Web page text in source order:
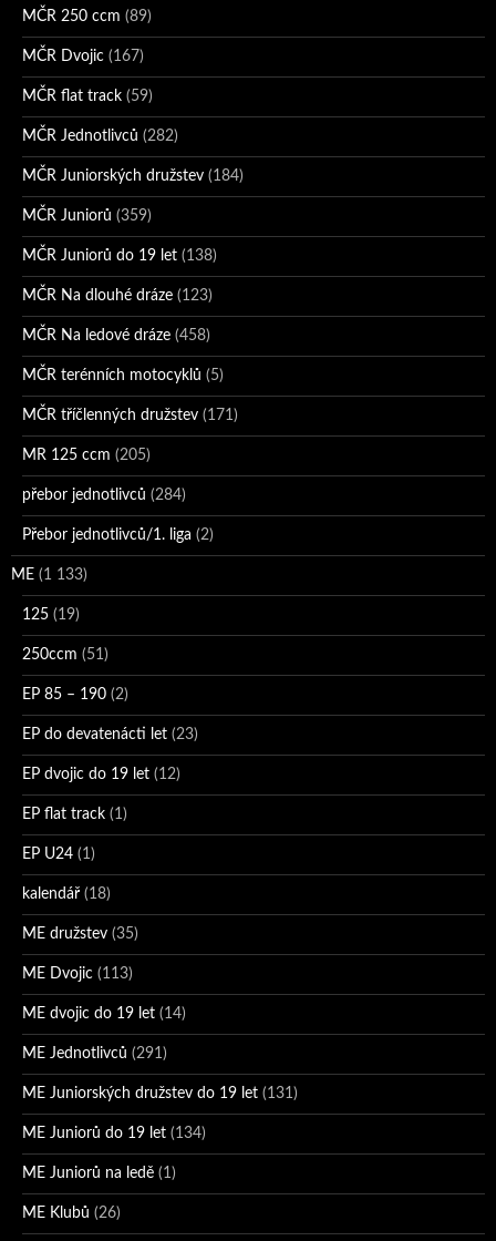
MČR 250 ccm (89)
MČR Dvojic (167)
MČR flat track (59)
MČR Jednotlivců (282)
MČR Juniorských družstev (184)
MČR Juniorů (359)
MČR Juniorů do 19 let (138)
MČR Na dlouhé dráze (123)
MČR Na ledové dráze (458)
MČR terénních motocyklů (5)
MČR tříčlenných družstev (171)
MR 125 ccm (205)
přebor jednotlivců (284)
Přebor jednotlivců/1. liga (2)
ME (1 133)
125 (19)
250ccm (51)
EP 85 – 190 (2)
EP do devatenácti let (23)
EP dvojic do 19 let (12)
EP flat track (1)
EP U24 (1)
kalendář (18)
ME družstev (35)
ME Dvojic (113)
ME dvojic do 19 let (14)
ME Jednotlivců (291)
ME Juniorských družstev do 19 let (131)
ME Juniorů do 19 let (134)
ME Juniorů na ledě (1)
ME Klubů (26)